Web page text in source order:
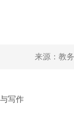
来源： 教
写作